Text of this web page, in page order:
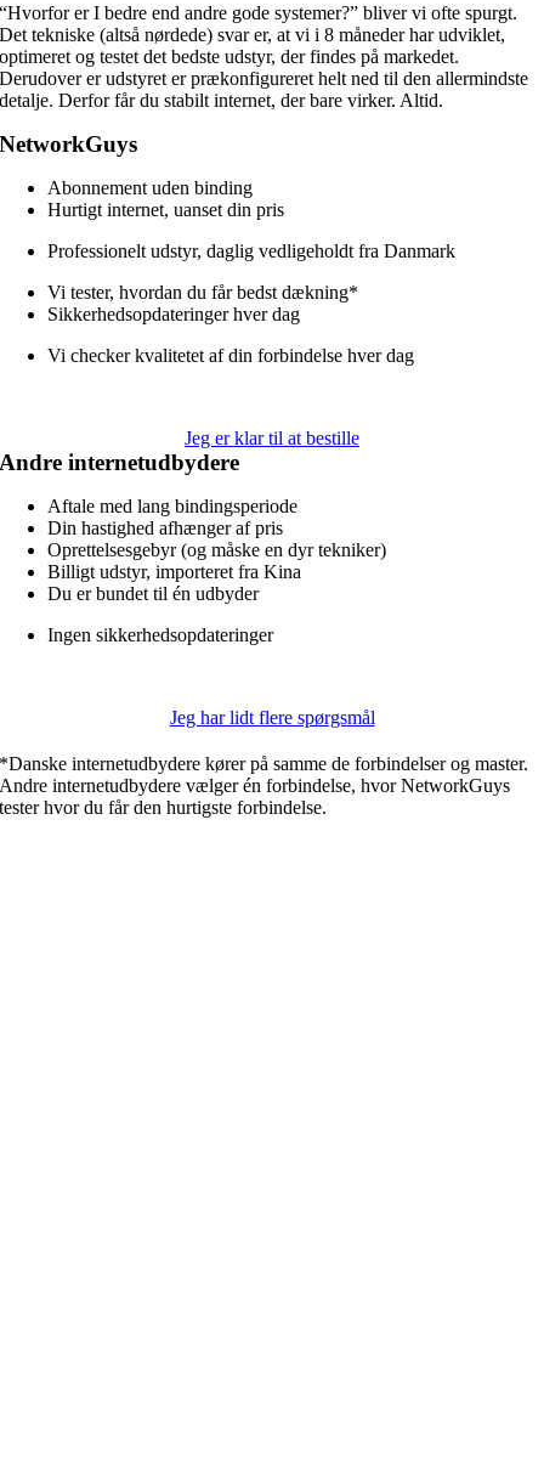
“Hvorfor er I bedre end andre gode systemer?” bliver vi ofte spurgt.
Det tekniske (altså nørdede) svar er, at vi i 8 måneder har udviklet,
optimeret og testetdet bedste udstyr, der findes på markedet.
Derudover er udstyret er prækonfigureret helt ned til den allermindste
detalje. Derfor får du stabilt internet, der bare virker. Altid.
NetworkGuys
Abonnement uden binding
Hurtigt internet, uanset din pris
Professionelt udstyr, daglig vedligeholdt fra Danmark
Vi tester, hvordan du får bedst dækning*
Sikkerhedsopdateringer hver dag
Vi checker kvalitetet af din forbindelse hver dag
Jeg er klar til at bestille
Andre internetudbydere
Aftale med lang bindingsperiode
Din hastighed afhænger af pris
Oprettelsesgebyr (og måske en dyr tekniker)
Billigt udstyr, importeret fra Kina
Du er bundet til én udbyder
Ingen sikkerhedsopdateringer
Jeg har lidt flere spørgsmål
*Danske internetudbydere kører på samme de forbindelser og master.
Andre internetudbydere vælger én forbindelse, hvor NetworkGuys
tester hvor du får den hurtigste forbindelse.